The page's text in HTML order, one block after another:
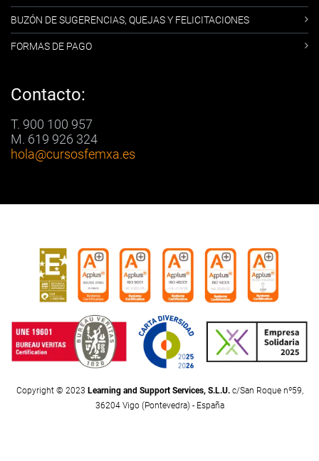
BUZÓN DE SUGERENCIAS, QUEJAS Y FELICITACIONES
FORMAS DE PAGO
Contacto:
T. 900 100 957
M. 619 926 324
hola@cursosfemxa.es
Copyright © 2023 Learning and Support Services, S.L.U.c/San Roque nº59,
36204 Vigo (Pontevedra) - España